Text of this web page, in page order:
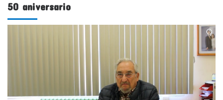
50 aniversario